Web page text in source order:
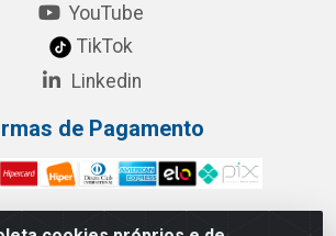
YouTube
TikTok
Linkedin
de Pagamento